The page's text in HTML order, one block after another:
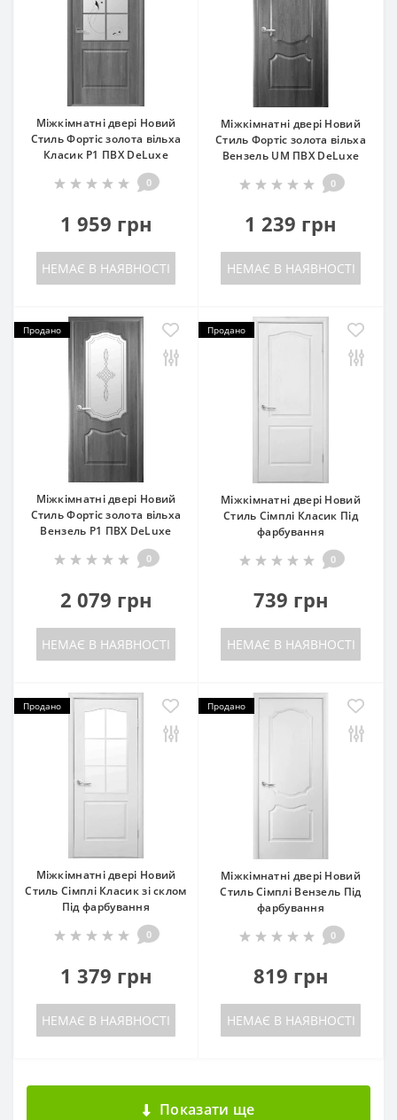
Міжкімнатні двері Новий
Стиль Фортіс золота вільха
Класик P1 ПВХ DeLuxe
0
1 959 грн
НЕМАЄ В НАЯВНОСТІ
Міжкімнатні двері Новий
Стиль Фортіс золота вільха
Вензель UM ПВХ DeLuxe
0
1 239 грн
НЕМАЄ В НАЯВНОСТІ
Продано
Міжкімнатні двері Новий
Стиль Фортіс золота вільха
Вензель P1 ПВХ DeLuxe
0
2 079 грн
НЕМАЄ В НАЯВНОСТІ
Продано
Міжкімнатні двері Новий
Стиль Сімплі Класик Під
фарбування
0
739 грн
НЕМАЄ В НАЯВНОСТІ
Продано
Міжкімнатні двері Новий
Стиль Сімплі Класик зі склом
Під фарбування
0
1 379 грн
НЕМАЄ В НАЯВНОСТІ
Продано
Міжкімнатні двері Новий
Стиль Сімплі Вензель Під
фарбування
0
819 грн
НЕМАЄ В НАЯВНОСТІ
Показати ще